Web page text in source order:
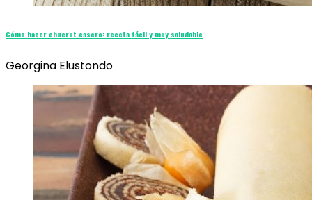
Cómo hacer chucrut casero: receta fácil y muy saludable
Georgina Elustondo